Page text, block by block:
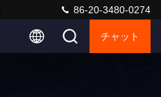
86-20-3480-0274
チャット